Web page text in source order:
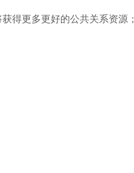
得更多更好的公共关系资源；